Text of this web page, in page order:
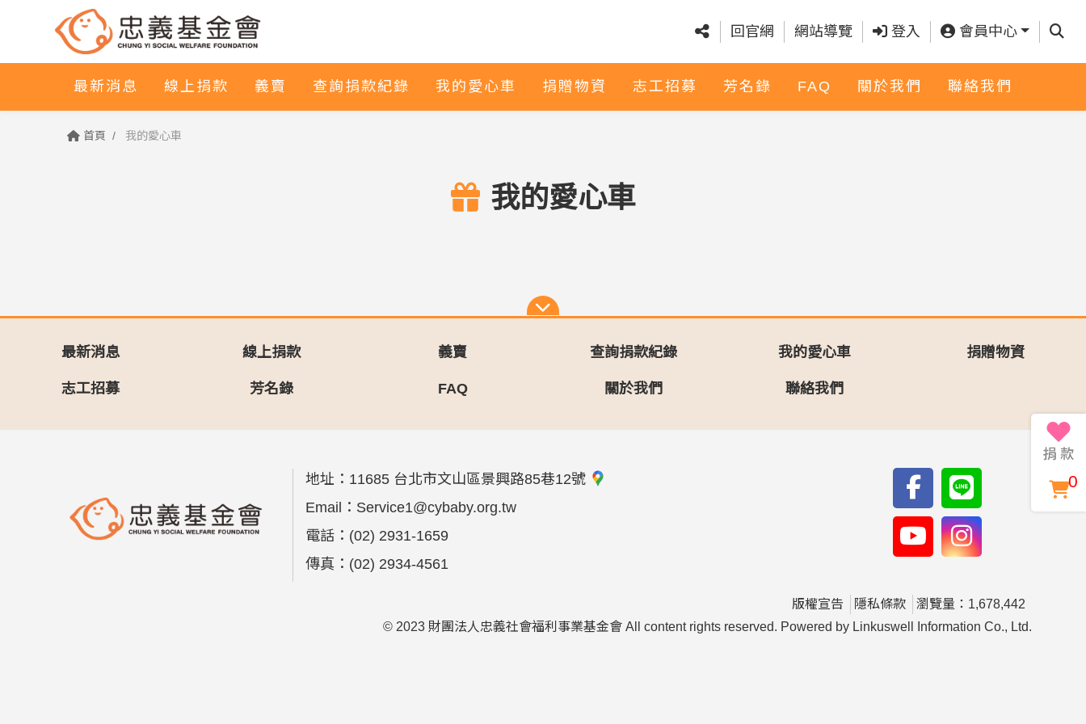
回官網 網站導覽 登入 會員中心 查詢
最新消息 線上捐款 義賣 查詢捐款紀錄 我的愛心車 捐贈物資 志工招募 芳名錄 FAQ 關於我們 聯絡我們
首頁 我的愛心車
我的愛心車
最新消息 線上捐款 義賣 查詢捐款紀錄 我的愛心車 捐贈物資
志工招募 芳名錄 FAQ 關於我們 聯絡我們
地址： 11685 台北市文山區景興路85巷12號
Email： Service1@cybaby.org.tw
電話： (02) 2931-1659
傳真： (02) 2934-4561
版權宣告 隱私條款
瀏覽量：1,678,442
© 2023 財團法人忠義社會福利事業基金會 All content rights reserved. Powered by Linkuswell Information Co., Ltd.
0